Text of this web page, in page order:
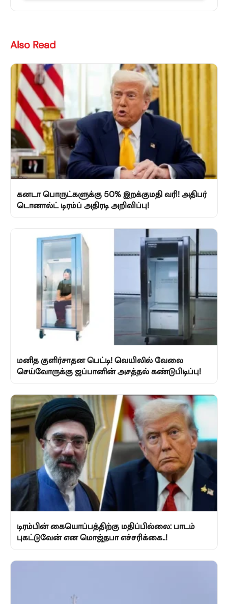
Also Read
கனடா பொருட்களுக்கு 50% இறக்குமதி வரி! அதிபர்
டொனால்ட் டிரம்ப் அதிரடி அறிவிப்பு!
மனித குளிர்சாதன பெட்டி! வெயிலில் வேலை
செய்வோருக்கு ஜப்பானின் அசத்தல் கண்டுபிடிப்பு!
டிரம்பின் கையொப்பத்திற்கு மதிப்பில்லை: பாடம்
புகட்டுவேன் என மொஜ்தபா எச்சரிக்கை..!